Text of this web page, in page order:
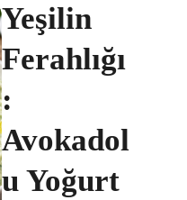
Yeşilin
Ferahlığı
:
Avokadol
u Yoğurt